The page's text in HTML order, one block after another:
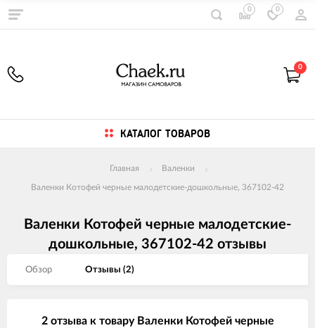
0 0
0
КАТАЛОГ ТОВАРОВ
Главная Валенки
Валенки Котофей черные малодетские-дошкольные, 367102-42
Валенки Котофей черные малодетские-
дошкольные, 367102-42 отзывы
Обзор Отзывы (2)
2 отзыва к товару Валенки Котофей черные